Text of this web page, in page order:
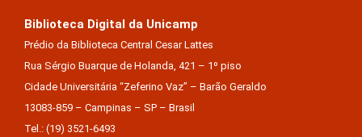
Biblioteca Digital da Unicamp
Prédio da Biblioteca Central Cesar Lattes
Rua Sérgio Buarque de Holanda, 421 – 1º piso
Cidade Universitária “Zeferino Vaz” – Barão Geraldo
13083-859 – Campinas – SP – Brasil
Tel.: (19) 3521-6493